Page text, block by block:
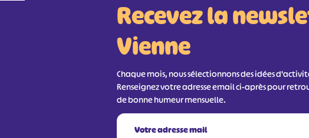
Recevez la
Vienne
Chaque mois, nous sélectionnons des idées
Renseignez votre adresse email ci-après pour
de bonne humeur mensuelle.